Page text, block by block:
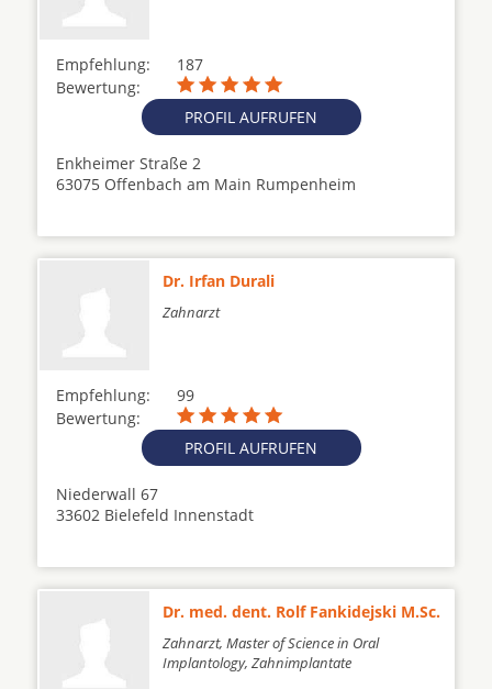
Empfehlung:
187
Bewertung:
PROFIL AUFRUFEN
Enkheimer Straße 2
63075 Offenbach am Main Rumpenheim
Dr. Irfan Durali
Zahnarzt
Empfehlung:
99
Bewertung:
PROFIL AUFRUFEN
Niederwall 67
33602 Bielefeld Innenstadt
Dr. med. dent. Rolf Fankidejski M.Sc.
Zahnarzt, Master of Science in Oral
Implantology, Zahnimplantate